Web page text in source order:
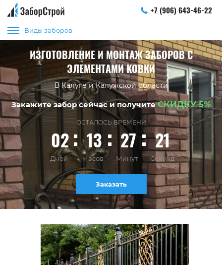
+7 (906) 643-46-22
Виды заборов
ИЗГОТОВЛЕНИЕ И МОНТАЖ ЗАБОРОВ С
ЭЛЕМЕНТАМИ КОВКИ
В Калуге и Калужской области
Закажите забор сейчас и получитеСКИДКУ 5%
ОСТАЛОСЬ ВРЕМЕНИ
02 13 27 20
Дней Часов Минут Секунд
Заказать